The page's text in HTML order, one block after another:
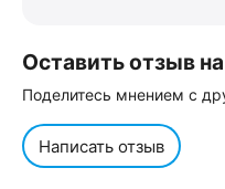
Оставить отзыв
Поделитесь мнением с
Написать отзыв